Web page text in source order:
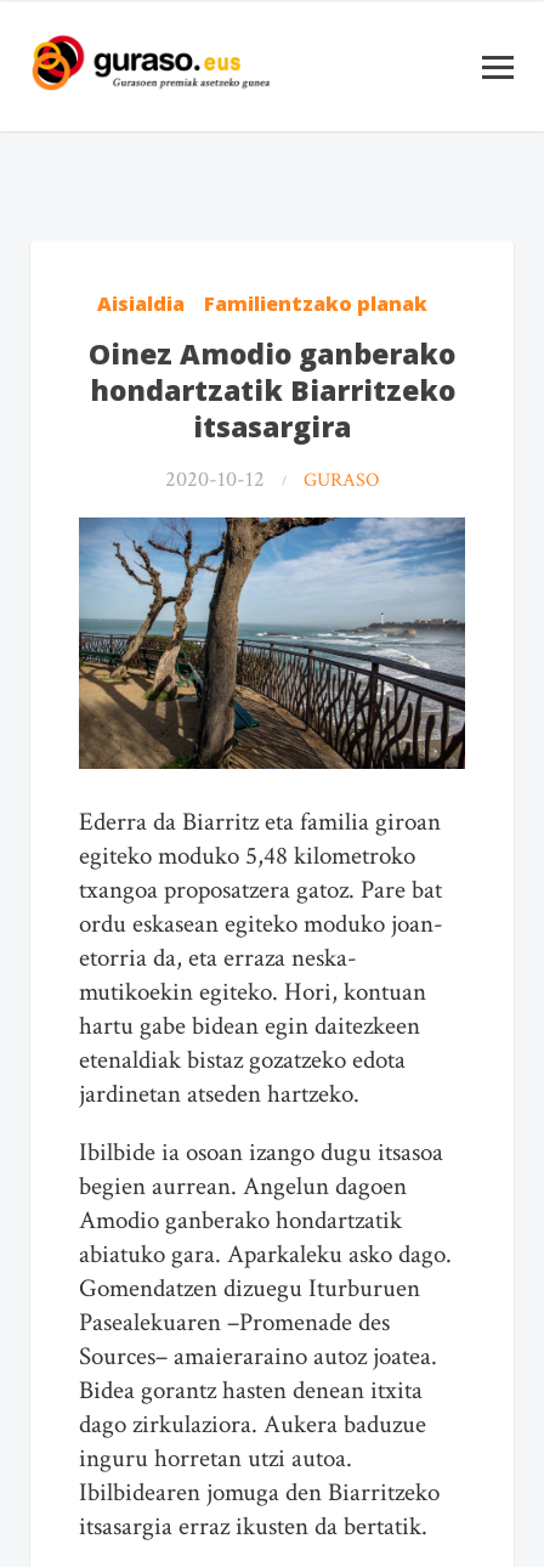
Aisialdia Familientzako planak
Oinez Amodio ganberako
hondartzatik Biarritzeko
itsasargira
2020-10-12 GURASO
Ederra da Biarritz eta familia giroan
egiteko moduko 5,48 kilometroko
txangoa proposatzera gatoz. Pare bat
ordu eskasean egiteko moduko joan-
etorria da, eta erraza neska-
mutikoekin egiteko. Hori, kontuan
hartu gabe bidean egin daitezkeen
etenaldiak bistaz gozatzeko edota
jardinetan atseden hartzeko.
Ibilbide ia osoan izango dugu itsasoa
begien aurrean. Angelun dagoen
Amodio ganberako hondartzatik
abiatuko gara. Aparkaleku asko dago.
Gomendatzen dizuegu Iturburuen
Pasealekuaren –Promenade des
Sources– amaieraraino autoz joatea.
Bidea gorantz hasten denean itxita
dago zirkulaziora. Aukera baduzue
inguru horretan utzi autoa.
Ibilbidearen jomuga den Biarritzeko
itsasargia erraz ikusten da bertatik.